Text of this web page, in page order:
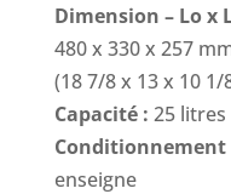
Dimension – Lo x
480 x 330 x 257
(18 7/8 x 13 x 10 1/
Capacité : 25 litres
Conditionnement
enseigne